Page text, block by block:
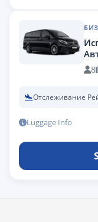
8
Отслеживание
Luggage Info